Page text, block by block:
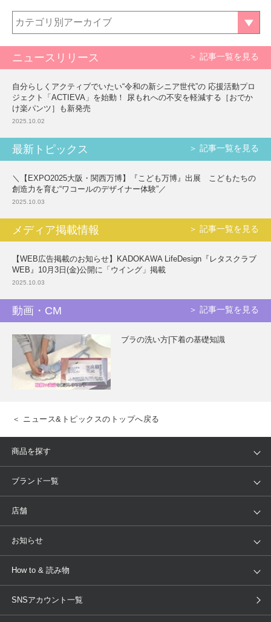
カテゴリ別アーカイブ
ニュースリリース ＞ 記事一覧を見る
自分らしくアクティブでいたい“令和の新シニア世代”の 応援活動プロ
ジェクト「ACTIEVA」を始動！ 尿もれへの不安を軽減する［おでか
け楽パンツ］も新発売
2025.10.02
最新トピックス ＞ 記事一覧を見る
＼【EXPO2025大阪・関西万博】『こども万博』出展 こどもたちの
創造力を育む“ワコールのデザイナー体験”／
2025.10.03
メディア掲載情報 ＞ 記事一覧を見る
【WEB広告掲載のお知らせ】KADOKAWA LifeDesign『レタスクラブ
WEB』10月3日(金)公開に「ウイング」掲載
2025.10.03
動画・CM ＞ 記事一覧を見る
ブラの洗い方|下着の基礎知識
＜ ニュース&トピックスのトップへ戻る
商品を探す
アイテム
トピックス
ブランド一覧
WACOAL
AMPHI une nana cool
OUR WACOAL
店舗
店舗を探す
ブラ無料診断
お知らせ
新着情報
商品回収
How to & 読み物
下着の基礎知識
SNSアカウント一覧